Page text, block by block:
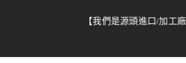
【我們是源頭進口/加工廠，供應